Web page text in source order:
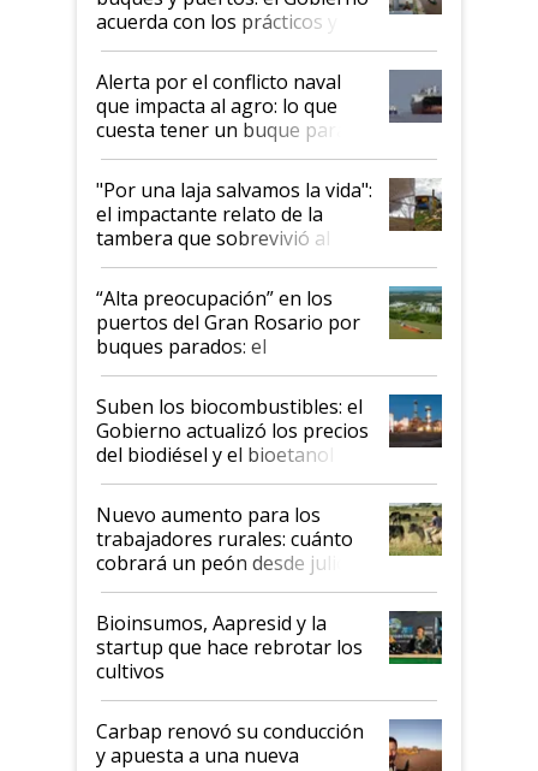
acuerda con los prácticos y
suspende el decreto de
desregulación
Alerta por el conflicto naval
que impacta al agro: lo que
cuesta tener un buque parado
y el peligro de que Argentina
pase a ser "país sucio"
"Por una laja salvamos la vida":
el impactante relato de la
tambera que sobrevivió al
tornado
“Alta preocupación” en los
puertos del Gran Rosario por
buques parados: el
funcionamiento de las
exportadoras en tensión tras
la medida de fuerza de los
prácticos
Suben los biocombustibles: el
Gobierno actualizó los precios
del biodiésel y el bioetanol
Nuevo aumento para los
trabajadores rurales: cuánto
cobrará un peón desde julio
Bioinsumos, Aapresid y la
startup que hace rebrotar los
cultivos
Carbap renovó su conducción
y apuesta a una nueva